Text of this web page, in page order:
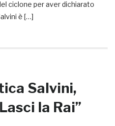
ciclone per aver dichiarato
è […]
Salvini,
la Rai”